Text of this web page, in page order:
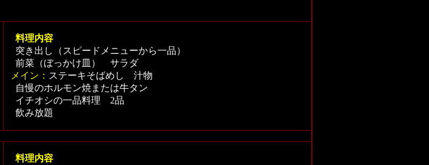
料理内容
突き出し（スピードメニューから一品）
前菜（ぼっかけ皿） サラダ
メイン： ステーキそばめし 汁物
自慢のホルモン焼または牛タン
イチオシの一品料理 2品
飲み放題
料理内容